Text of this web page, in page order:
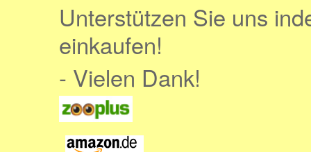
Unterstützen Sie uns
einkaufen!
- Vielen Dank!